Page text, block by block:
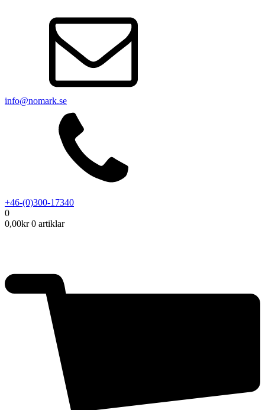
info@nomark.se
+46-(0)300-17340
0
0,00kr 0 artiklar